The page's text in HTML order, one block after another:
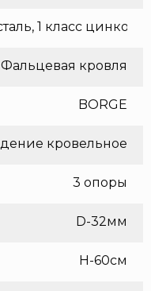
Фальцевая кровля
BORGE
кровельное
3 опоры
D-32мм
H-60см